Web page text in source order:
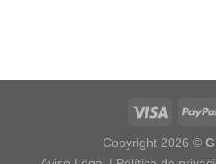
Copyright 2026 ©